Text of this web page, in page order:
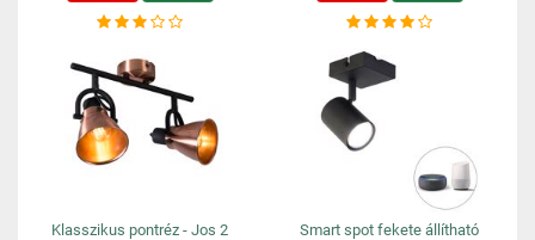
Klasszikus pontréz - Jos 2
Smart spot fekete állítható